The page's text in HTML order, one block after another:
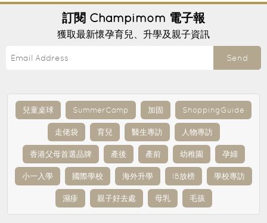
訂閱 Champimom 電子報
獲取最新懷孕育兒、升學及親子資訊
Send
兒童桌球 SummerCamp 加固 ShoppingGuide
走佬袋 育兒 醫生專訪 人物專訪
香港父母首選品牌 產後 產前 幼稚園 孕婦
小一入學 國際學校 海外升學 IB放榜 學校專訪
濕疹 親子好去處 母乳 毛孩